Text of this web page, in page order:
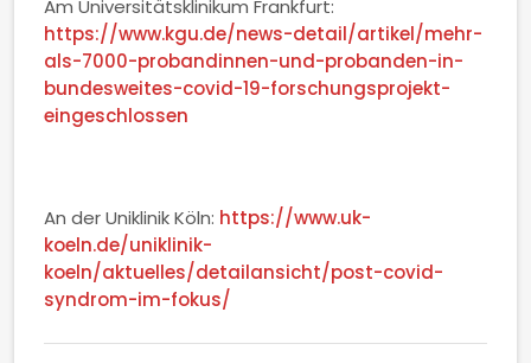
Am Universitätsklinikum Frankfurt:
https://www.kgu.de/news-detail/artikel/mehr-
als-7000-probandinnen-und-probanden-in-
bundesweites-covid-19-forschungsprojekt-
eingeschlossen
An der Uniklinik Köln: https://www.uk-
koeln.de/uniklinik-
koeln/aktuelles/detailansicht/post-covid-
syndrom-im-fokus/